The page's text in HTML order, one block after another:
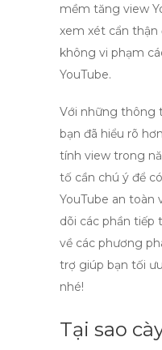
mềm tăng view
xem xét cẩn thận
không vi phạm
YouTube.
Với những thông
bạn đã hiểu rõ
tính view trong
tố cần chú ý để
YouTube an toàn
dõi các phần
về các phương
trợ giúp bạn tối
nhé!
Tại sao